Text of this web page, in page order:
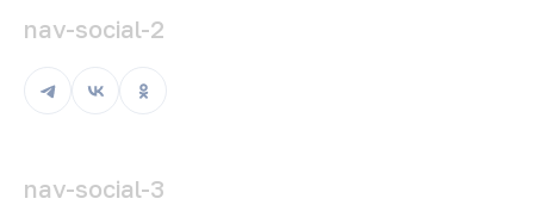
nav-social-2
nav-social-3